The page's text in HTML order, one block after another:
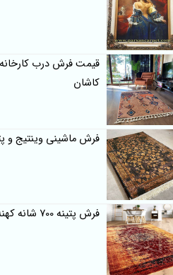
قیمت فرش درب کارخانه
کاشان
فرش ماشینی وینتیج و
فرش پتینه 700 شانه کهنه نما